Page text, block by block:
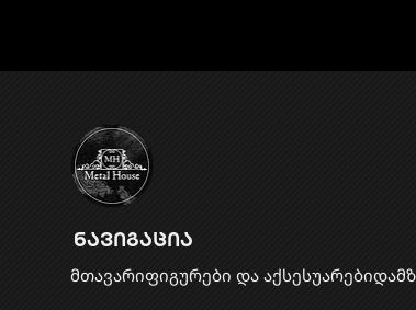
ნავიგაცია
მთავარიფიგურები და აქსესუარები